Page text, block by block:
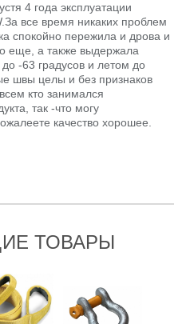
4 года эксплуатации
все время никаких проблем
спокойно пережила и дрова и
еще, а также выдержала
-63 градусов и летом до
швы целы и без признаков
кто занимался
так -что могу
качество хорошее.
ТОВАРЫ